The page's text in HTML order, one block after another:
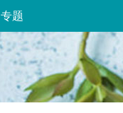
专题